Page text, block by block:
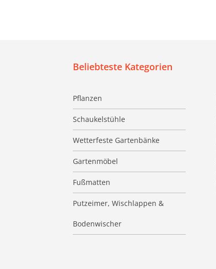
Beliebteste Kategorien
Pflanzen
Schaukelstühle
Wetterfeste Gartenbänke
Gartenmöbel
Fußmatten
Putzeimer, Wischlappen &
Bodenwischer